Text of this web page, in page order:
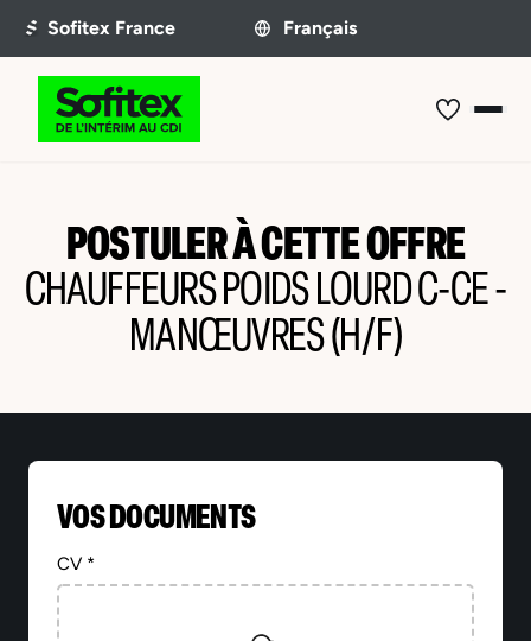
POSTULER À CETTE OFFRE
CHAUFFEURS POIDS LOURD C-CE -
MANŒUVRES (H/F)
VOS DOCUMENTS
CV *